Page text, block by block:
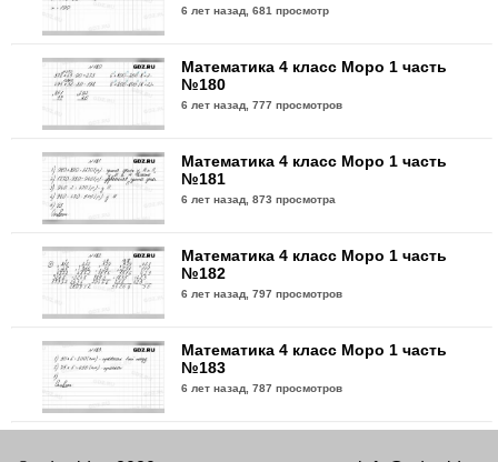
6 лет назад,681 просмотр
Математика 4 класс Моро 1 часть
№180
6 лет назад,777 просмотров
Математика 4 класс Моро 1 часть
№181
6 лет назад,873 просмотра
Математика 4 класс Моро 1 часть
№182
6 лет назад,797 просмотров
Математика 4 класс Моро 1 часть
№183
6 лет назад,787 просмотров